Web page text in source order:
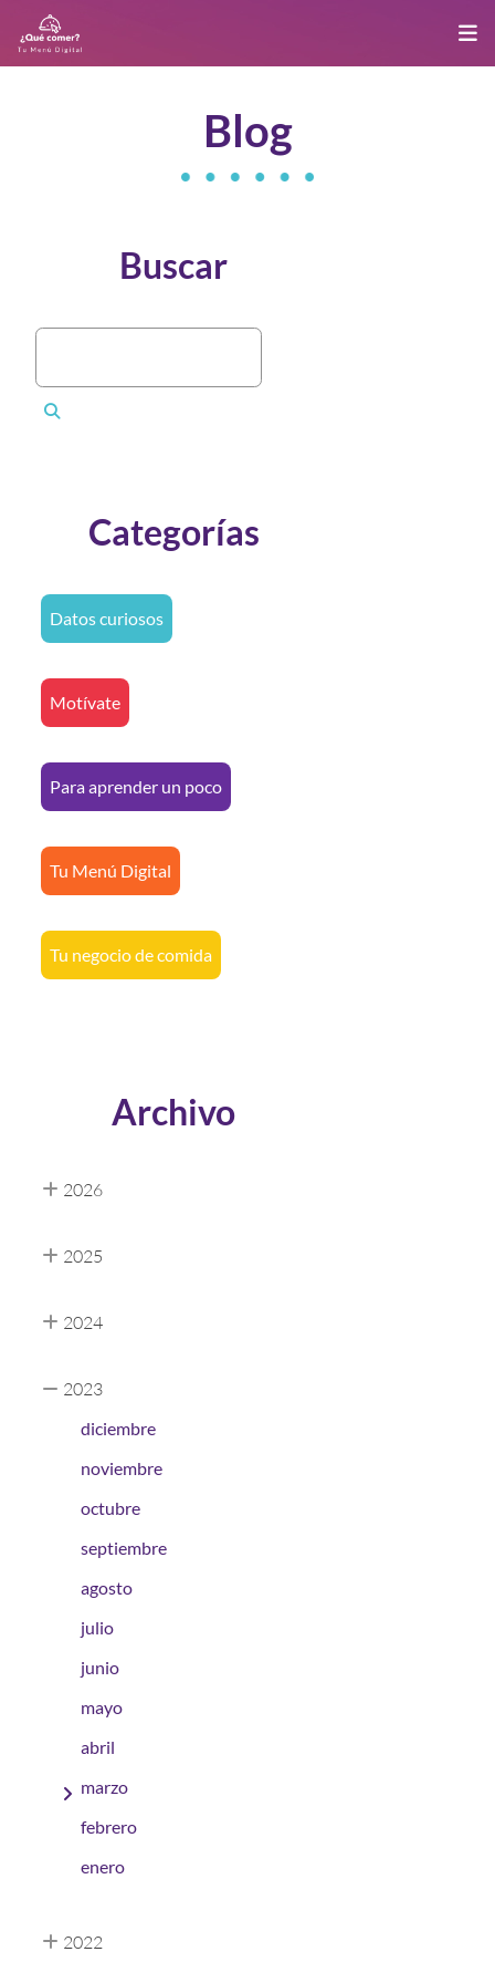
Blog
Buscar
Categorías
Datos curiosos
Motívate
Para aprender un poco
Tu Menú Digital
Tu negocio de comida
Archivo
2026
2025
2024
2023
diciembre
noviembre
octubre
septiembre
agosto
julio
junio
mayo
abril
marzo
febrero
enero
2022